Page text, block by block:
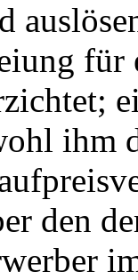
für
ihm
den